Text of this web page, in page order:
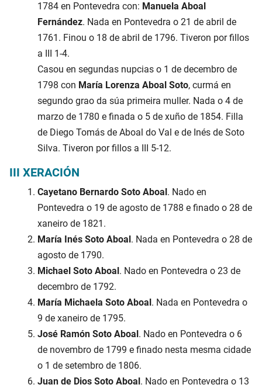
1784 en Pontevedra con: Manuela Aboal
Fernández. Nada en Pontevedra o 21 de abril de
1761. Finou o 18 de abril de 1796. Tiveron por fillos
a III 1-4.
Casou en segundas nupcias o 1 de decembro de
1798 con María Lorenza Aboal Soto, curmá en
segundo grao da súa primeira muller. Nada o 4 de
marzo de 1780 e finada o 5 de xuño de 1854. Filla
de Diego Tomás de Aboal do Val e de Inés de Soto
Silva. Tiveron por fillos a III 5-12.
III XERACIÓN
Cayetano Bernardo Soto Aboal . Nado en
Pontevedra o 19 de agosto de 1788 e finado o 28 de
xaneiro de 1821.
María Inés Soto Aboal . Nada en Pontevedra o 28 de
agosto de 1790.
Michael Soto Aboal . Nado en Pontevedra o 23 de
decembro de 1792.
María Michaela Soto Aboal . Nada en Pontevedra o
9 de xaneiro de 1795.
José Ramón Soto Aboal . Nado en Pontevedra o 6
de novembro de 1799 e finado nesta mesma cidade
o 1 de setembro de 1806.
Juan de Dios Soto Aboal . Nado en Pontevedra o 13